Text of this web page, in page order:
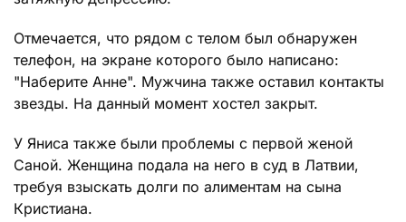
Отмечается, что рядом с телом был обнаружен
телефон, на экране которого было написано:
"Наберите Анне". Мужчина также оставил контакты
звезды. На данный момент хостел закрыт.
У Яниса также были проблемы с первой женой
Саной. Женщина подала на него в суд в Латвии,
требуя взыскать долги по алиментам на сына
Кристиана.